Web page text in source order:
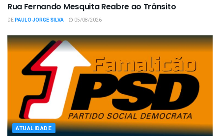
Rua Fernando Mesquita Reabre ao Trânsito
DEPAULO JORGE SILVA 05/08/2026
ATUALIDADE